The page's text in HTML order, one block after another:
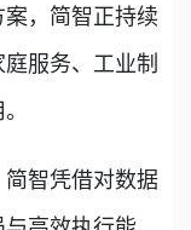
，简智正持续
服务、工业制
智凭借对数据